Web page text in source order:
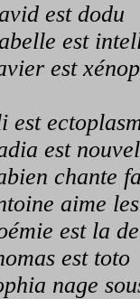
est dodu
est
est
est
chante
aime les
est la
est toto
nage